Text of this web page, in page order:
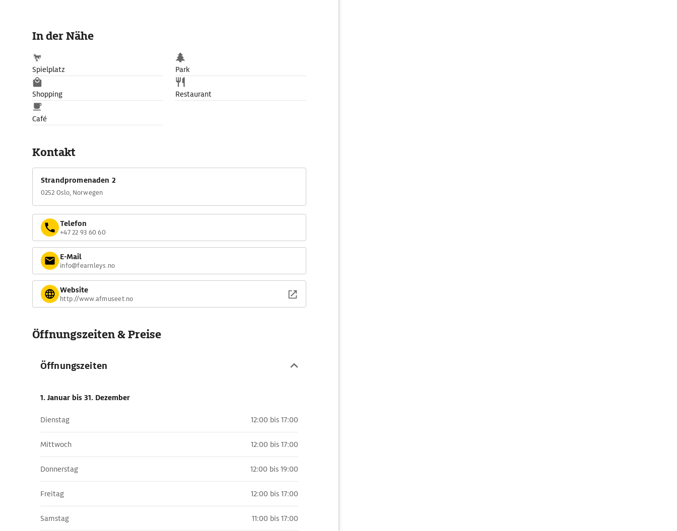
In der Nähe
Spielplatz Park
Shopping Restaurant
Café
Kontakt
Strandpromenaden 2
0252 Oslo, Norwegen
Telefon
+47 22 93 60 60
E-Mail
info@fearnleys.no
Website
http://www.afmuseet.no
Öffnungszeiten & Preise
Öffnungszeiten
1. Januar bis 31. Dezember
Dienstag 12:00 bis 17:00
Mittwoch 12:00 bis 17:00
Donnerstag 12:00 bis 19:00
Freitag 12:00 bis 17:00
Samstag 11:00 bis 17:00